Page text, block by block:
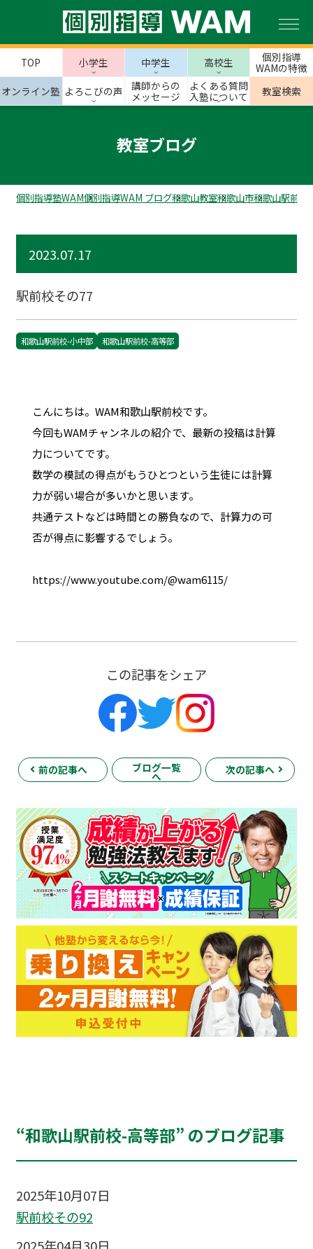
TOP 小学生 中学生 高校生
個別指導
WAMの特徴
オンライン塾 よろこびの声
講師からの
メッセージ
よくある質問
入塾について
教室検索
教室ブログ
個別指導塾WAM個別指導WAM ブログ和歌山教室和歌山市和歌山駅前校
2023.07.17
駅前校その77
和歌山駅前校-小中部 和歌山駅前校-高等部
こんにちは。WAM和歌山駅前校です。
今回もWAMチャンネルの紹介で、最新の投稿は計算
力についてです。
数学の模試の得点がもうひとつという生徒には計算
力が弱い場合が多いかと思います。
共通テストなどは時間との勝負なので、計算力の可
否が得点に影響するでしょう。
https://www.youtube.com/@wam6115/
この記事をシェア
前の記事へ ブログ一覧
へ
次の記事へ
“和歌山駅前校-高等部” のブログ記事
2025年10月07日
駅前校その92
2025年04月30日